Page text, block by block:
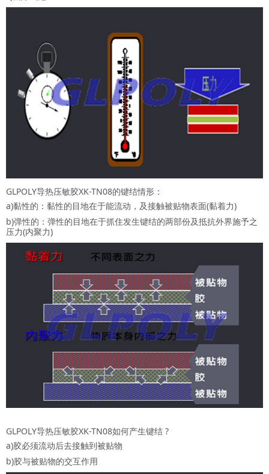
GLPOLY导热压敏胶XK-TN08的键结情形：
a)黏性的：黏性的目地在于能流动，及接触被贴物表面(黏着力)
b)弹性的：弹性的目地在于抓住发生键结的两部份及抵抗外界施予之
压力(内聚力)
GLPOLY导热压敏胶XK-TN08如何产生键结 ?
a)胶必须流动后去接触到被贴物
b)胶与被贴物的交互作用